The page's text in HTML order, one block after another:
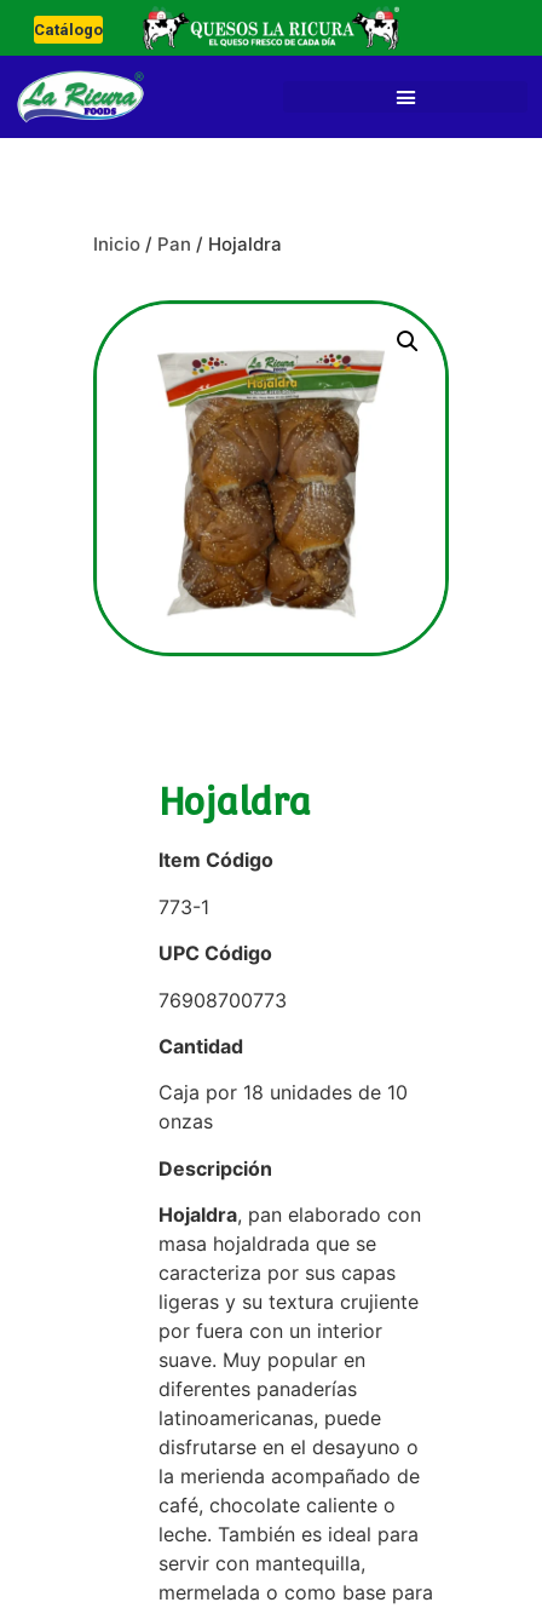
Catálogo
Inicio / Pan / Hojaldra
Hojaldra
Item Código
773-1
UPC Código
76908700773
Cantidad
Caja por 18 unidades de 10
onzas
Descripción
Hojaldra, pan elaborado con
masa hojaldrada que se
caracteriza por sus capas
ligeras y su textura crujiente
por fuera con un interior
suave. Muy popular en
diferentes panaderías
latinoamericanas, puede
disfrutarse en el desayuno o
la merienda acompañado de
café, chocolate caliente o
leche. También es ideal para
servir con mantequilla,
mermelada o como base para